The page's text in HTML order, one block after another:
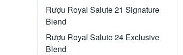
Rượu Royal Salute 21 Signature
Blend
Rượu Royal Salute 24 Exclusive
Blend